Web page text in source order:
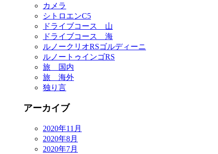
カメラ
シトロエンC5
ドライブコース 山
ドライブコース 海
ルノークリオRSゴルディーニ
ルノートゥインゴRS
旅 国内
旅 海外
独り言
アーカイブ
2020年11月
2020年8月
2020年7月